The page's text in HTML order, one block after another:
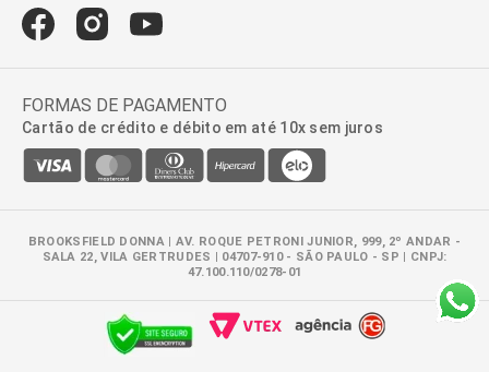
FORMAS DE PAGAMENTO
Cartão de crédito e débito em até 10x sem juros
BROOKSFIELD DONNA | AV. ROQUE PETRONI JUNIOR, 999, 2º ANDAR -
SALA 22, VILA GERTRUDES | 04707-910 - SÃO PAULO - SP | CNPJ:
47.100.110/0278-01